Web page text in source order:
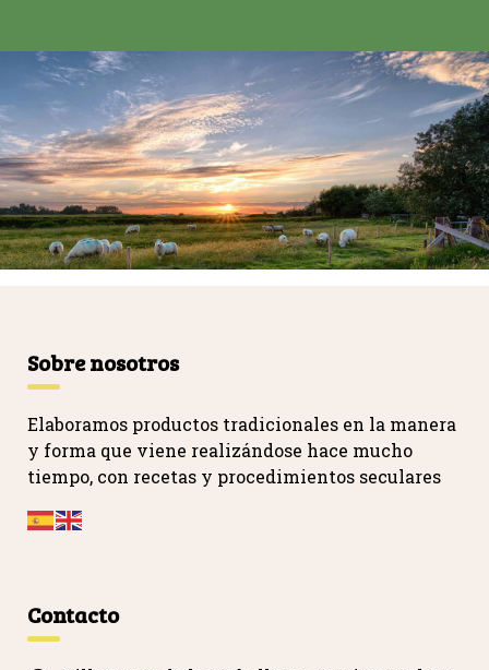
Sobre nosotros
Elaboramos productos tradicionales en la manera
y forma que viene realizándose hace mucho
tiempo, con recetas y procedimientos seculares
Contacto